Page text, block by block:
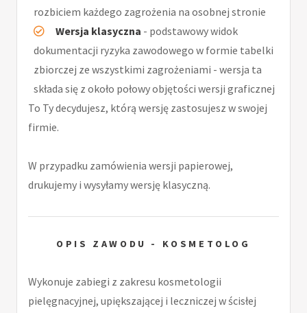
rozbiciem każdego zagrożenia na osobnej stronie
Wersja klasyczna - podstawowy widok
dokumentacji ryzyka zawodowego w formie tabelki
zbiorczej ze wszystkimi zagrożeniami - wersja ta
składa się z około połowy objętości wersji graficznej
To Ty decydujesz, którą wersję zastosujesz w swojej
firmie.
W przypadku zamówienia wersji papierowej,
drukujemy i wysyłamy wersję klasyczną.
OPIS ZAWODU - KOSMETOLOG
Wykonuje zabiegi z zakresu kosmetologii
pielęgnacyjnej, upiększającej i leczniczej w ścisłej